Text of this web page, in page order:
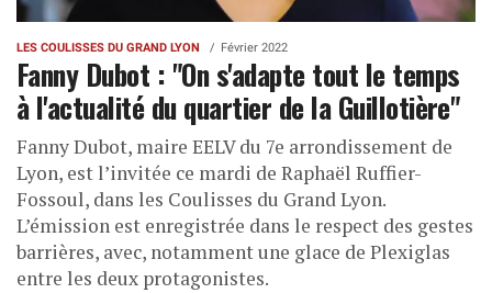
LES COULISSES DU GRAND LYON Février 2022
Fanny Dubot : "On s'adapte tout le temps
à l'actualité du quartier de la Guillotière"
Fanny Dubot, maire EELV du 7e arrondissement de
Lyon, est l’invitée ce mardi de Raphaël Ruffier-
Fossoul, dans les Coulisses du Grand Lyon.
L’émission est enregistrée dans le respect des gestes
barrières, avec, notamment une glace de Plexiglas
entre les deux protagonistes.